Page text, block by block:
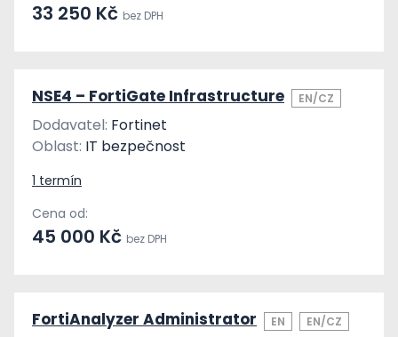
33 250 Kč bez DPH
NSE4 – FortiGate Infrastructure EN/CZ
Dodavatel: Fortinet
Oblast: IT bezpečnost
1 termín
Cena od:
45 000 Kč bez DPH
FortiAnalyzer Administrator EN EN/CZ